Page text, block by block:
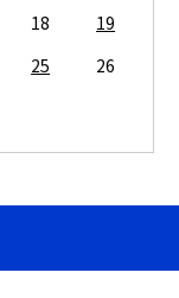
18
19
25
26